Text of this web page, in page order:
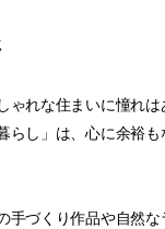
ゃれな住まいに憧れは
らし」は、心に余裕
手づくり作品や自然